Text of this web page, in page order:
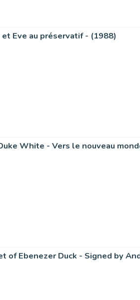
Eve au préservatif - (1988)